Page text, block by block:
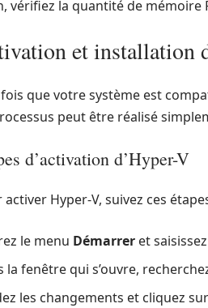
vérifiez la quantité de mémoire
et installation
que votre système est
peut être réalisé
d’activation d’Hyper-V
activer Hyper-V, suivez ces
le menu Démarrer et saisissez
la fenêtre qui s’ouvre,
les changements et cliquez sur